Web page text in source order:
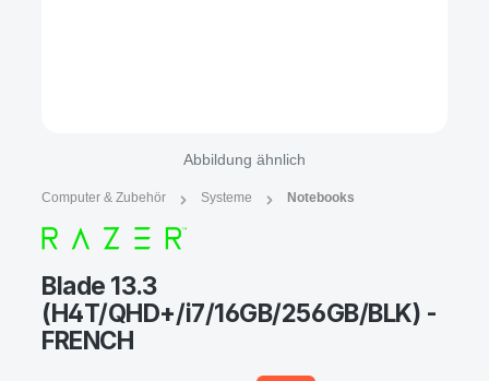
Abbildung ähnlich
Computer & Zubehör Systeme Notebooks
Blade 13.3
(H4T/QHD+/i7/16GB/256GB/BLK) -
FRENCH